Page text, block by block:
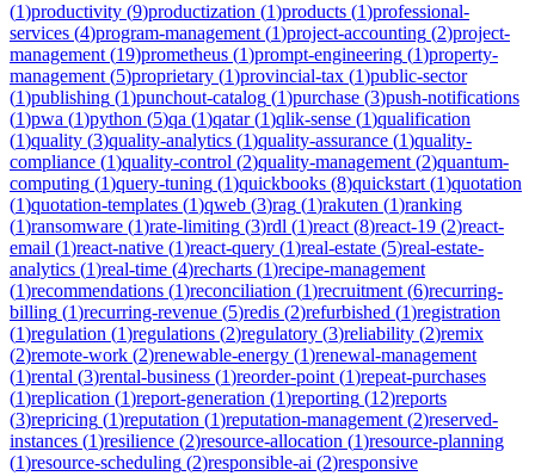
(1)productivity (9)productization (1)products (1)professional-
services (4)program-management (1)project-accounting (2)project-
management (19)prometheus (1)prompt-engineering (1)property-
management (5)proprietary (1)provincial-tax (1)public-sector
(1)publishing (1)punchout-catalog (1)purchase (3)push-notifications
(1)pwa (1)python (5)qa (1)qatar(1)qlik-sense (1)qualification
(1)quality (3)quality-analytics (1)quality-assurance (1)quality-
compliance (1)quality-control (2)quality-management (2)quantum-
computing (1)query-tuning (1)quickbooks (8)quickstart (1)quotation
(1)quotation-templates (1)qweb (3)rag (1)rakuten (1)ranking
(1)ransomware (1)rate-limiting (3)rdl (1)react (8)react-19 (2)react-
email (1)react-native (1)react-query (1)real-estate (5)real-estate-
analytics (1)real-time (4)recharts (1)recipe-management
(1)recommendations (1)reconciliation (1)recruitment (6)recurring-
billing (1)recurring-revenue (5)redis (2)refurbished (1)registration
(1)regulation (1)regulations (2)regulatory (3)reliability (2)remix
(2)remote-work (2)renewable-energy (1)renewal-management
(1)rental (3)rental-business (1)reorder-point (1)repeat-purchases
(1)replication (1)report-generation (1)reporting (12)reports
(3)repricing (1)reputation (1)reputation-management (2)reserved-
instances (1)resilience (2)resource-allocation (1)resource-planning
(1)resource-scheduling (2)responsible-ai (2)responsive